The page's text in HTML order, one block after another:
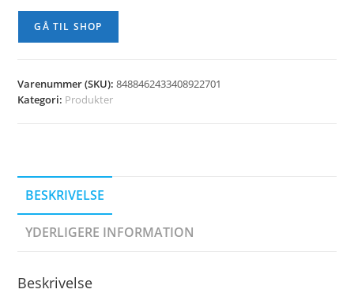
GÅ TIL SHOP
Varenummer (SKU):8488462433408922701
Kategori: Produkter
BESKRIVELSE
YDERLIGERE INFORMATION
Beskrivelse